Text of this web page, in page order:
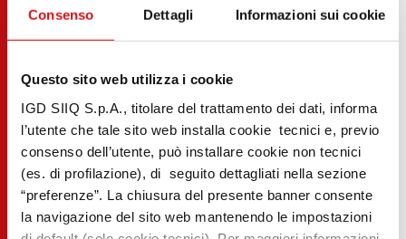
Consenso Dettagli Informazioni sui cookie
Questo sito web utilizza i cookie
IGD SIIQ S.p.A., titolare del trattamento dei dati, informa
l’utente che tale sito web installa cookie tecnici e, previo
consenso dell’utente, può installare cookie non tecnici
(es. di profilazione), di seguito dettagliati nella sezione
“preferenze”. La chiusura del presente banner consente
la navigazione del sito web mantenendo le impostazioni